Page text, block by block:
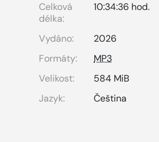
Celková
délka:
10:34:36 hod.
Vydáno:
2026
Formáty:
MP3
Velikost:
584 MiB
Jazyk:
Čeština